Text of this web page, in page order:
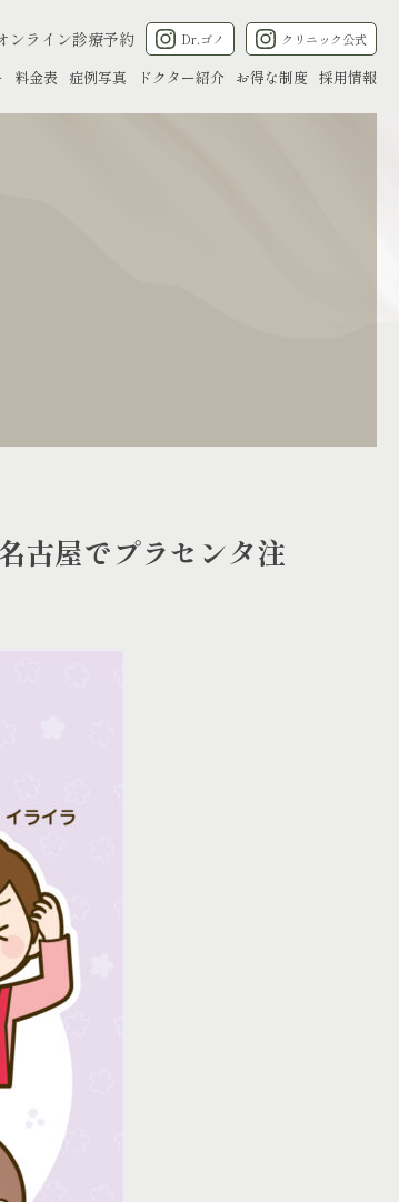
ンライン診療予約 Dr.ゴノ クリニック公式
料金表 症例写真 ドクター紹介 お得な制度 採用情報
古屋でプラセンタ注